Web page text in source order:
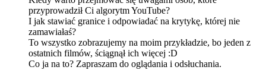
przyprowadził Ci algorytm YouTube?
I jak stawiać granice i odpowiadać na krytykę, której nie
zamawiałaś?
To wszystko zobrazujemy na moim przykładzie, bo jeden z
ostatnich filmów, ściągnął ich więcej :D
Co ja na to? Zapraszam do oglądania i odsłuchania.